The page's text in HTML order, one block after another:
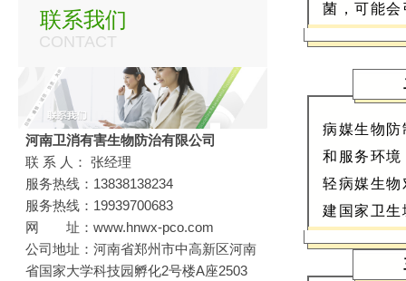
菌，可能
病媒生物
和服务环
轻病媒生
建国家卫
联系我们
CONTACT
河南卫消有害生物防治有限公司
联 系 人： 张经理
服务热线：13838138234
服务热线：19939700683
网 址：www.hnwx-pco.com
公司地址：河南省郑州市中高新区河南
省国家大学科技园孵化2号楼A座2503